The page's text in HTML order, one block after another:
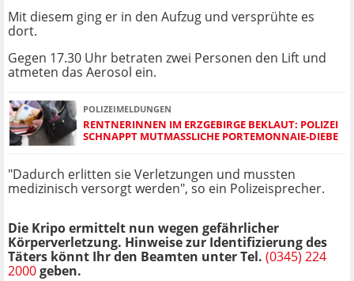
Mit diesem ging er in den Aufzug und versprühte es
dort.
Gegen 17.30 Uhr betraten zwei Personen den Lift und
atmeten das Aerosol ein.
POLIZEIMELDUNGEN
RENTNERINNEN IM ERZGEBIRGE BEKLAUT: POLIZEI
SCHNAPPT MUTMASSLICHE PORTEMONNAIE-DIEBE
"Dadurch erlitten sie Verletzungen und mussten
medizinisch versorgt werden", so ein Polizeisprecher.
Die Kripo ermittelt nun wegen gefährlicher
Körperverletzung. Hinweise zur Identifizierung des
Täters könnt Ihr den Beamten unter Tel. (0345) 224
2000geben.